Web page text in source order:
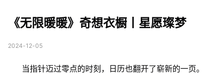
《无限暖暖》奇想衣橱丨星愿璨梦
2024-12-05
当指针迈过零点的时刻，日历也翻开了崭新的一页。